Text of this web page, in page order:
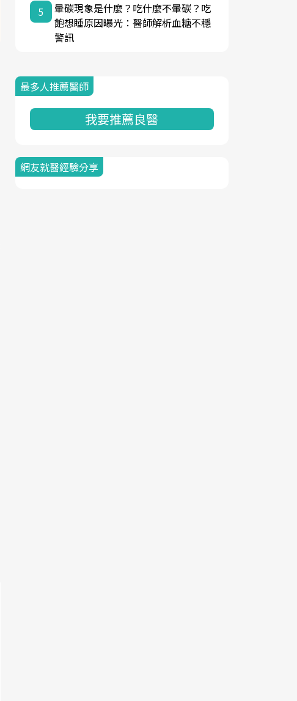
5
暈碳現象是什麼？吃什麼不暈碳？吃
飽想睡原因曝光：醫師解析血糖不穩
警訊
最多人推薦醫師
我要推薦良醫
網友就醫經驗分享